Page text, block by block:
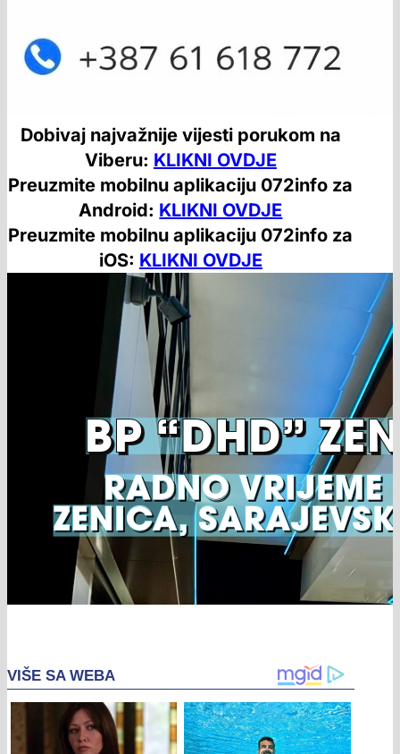
Dobivaj najvažnije vijesti porukom na
Viberu: KLIKNI OVDJE
Preuzmite mobilnu aplikaciju 072info za
Android: KLIKNI OVDJE
Preuzmite mobilnu aplikaciju 072info za
iOS: KLIKNI OVDJE